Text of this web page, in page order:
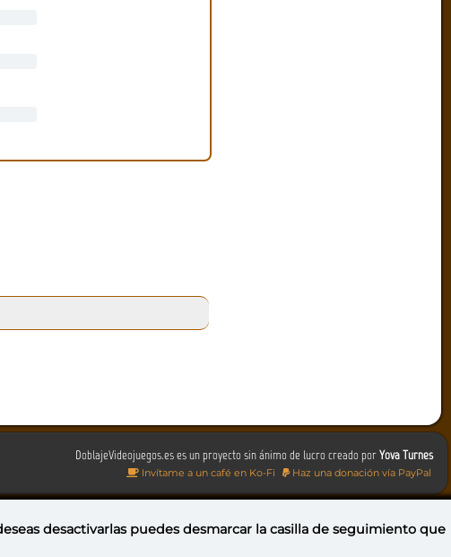
DoblajeVideojuegos.es es un proyecto sin ánimo de lucro creado porYova Turnes
Invítame a un café en Ko-Fi Haz una donación vía PayPal
desactivarlas puedesdesmarcar la casilla de seguimiento que